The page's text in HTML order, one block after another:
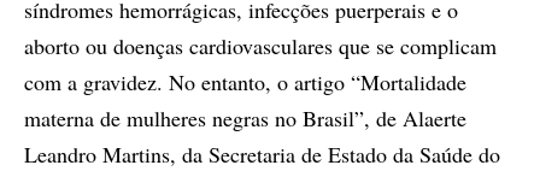
síndromes hemorrágicas, infecções puerperais e o
aborto ou doenças cardiovasculares que se complicam
com a gravidez. No entanto, o artigo “Mortalidade
materna de mulheres negras no Brasil”, de Alaerte
Leandro Martins, da Secretaria de Estado da Saúde do